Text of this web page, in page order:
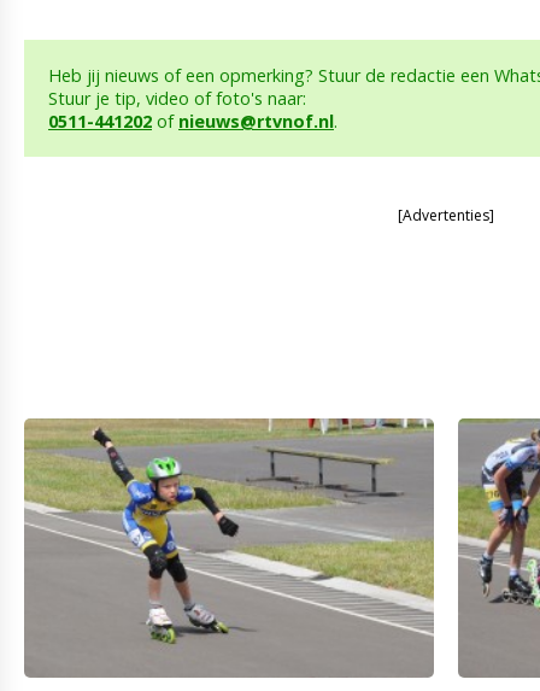
Heb jij nieuws of een opmerking? Stuur de redactie een
Stuur je tip, video of foto's naar:
0511-441202 of nieuws@rtvnof.nl.
[Advertenties]